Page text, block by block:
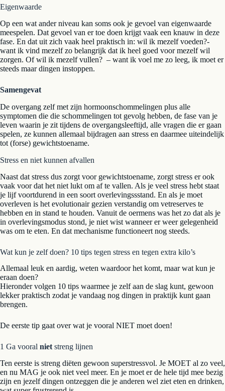
Eigenwaarde
Op een wat ander niveau kan soms ook je gevoel van eigenwaarde
meespelen. Dat gevoel van er toe doen krijgt vaak een knauw in deze
fase. En dat uit zich vaak heel praktisch in: wil ik mezelf voeden?-
want ik vind mezelf zo belangrijk dat ik heel goed voor mezelf wil
zorgen. Of wil ik mezelf vullen? – want ik voel me zo leeg, ik moet er
steeds maar dingen instoppen.
Samengevat
De overgang zelf met zijn hormoonschommelingen plus alle
symptomen die die schommelingen tot gevolg hebben, de fase van je
leven waarin je zit tijdens de overgangsleeftijd, alle vragen die er gaan
spelen, ze kunnen allemaal bijdragen aan stress en daarmee uiteindelijk
tot (forse) gewichtstoename.
Stress en niet kunnen afvallen
Naast dat stress dus zorgt voor gewichtstoename, zorgt stress er ook
vaak voor dat het niet lukt om af te vallen. Als je veel stress hebt staat
je lijf voortdurend in een soort overlevingssstand. En als je moet
overleven is het evolutionair gezien verstandig om vetreserves te
hebben en in stand te houden. Vanuit de oermens was het zo dat als je
in overlevingsmodus stond, je niet wist wanneer er weer gelegenheid
was om te eten. En dat mechanisme functioneert nog steeds.
Wat kun je zelf doen? 10 tips tegen stress en tegen extra kilo’s
Allemaal leuk en aardig, weten waardoor het komt, maar wat kun je
eraan doen?
Hieronder volgen 10 tips waarmee je zelf aan de slag kunt, gewoon
lekker praktisch zodat je vandaag nog dingen in praktijk kunt gaan
brengen.
De eerste tip gaat over wat je vooral NIET moet doen!
1 Ga vooral nietstreng lijnen
Ten eerste is streng diëten gewoon superstressvol. Je MOET al zo veel,
en nu MAG je ook niet veel meer. En je moet er de hele tijd mee bezig
zijn en jezelf dingen ontzeggen die je anderen wel ziet eten en drinken,